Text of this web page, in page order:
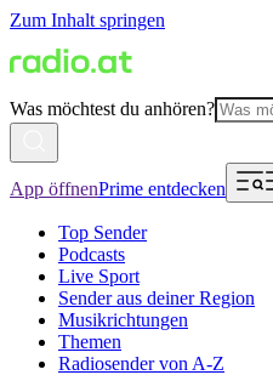
Zum Inhalt springen
Was möchtest du anhören?
App öffnenPrime entdecken
Top Sender
Podcasts
Live Sport
Sender aus deiner Region
Musikrichtungen
Themen
Radiosender von A-Z